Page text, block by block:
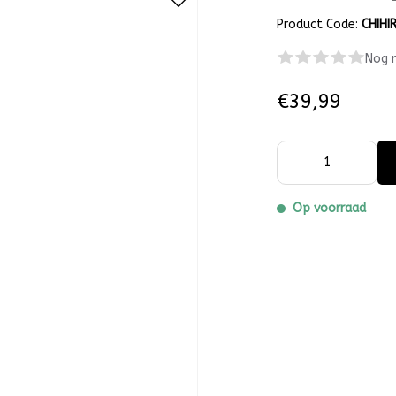
Product Code:
Nog
€39,99
Op voorraad